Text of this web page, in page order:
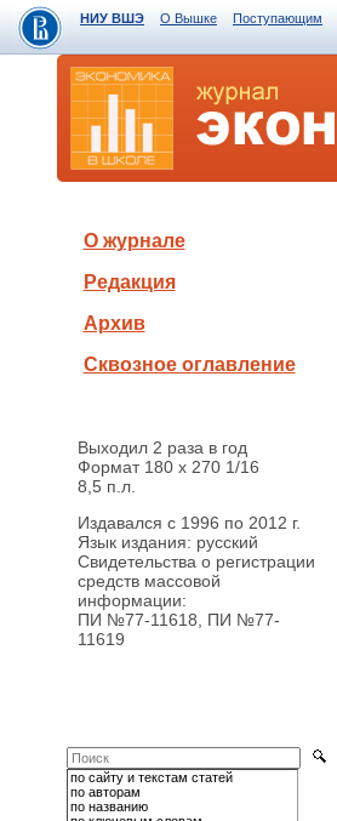
НИУ ВШЭ О Вышке Поступающим
О журнале
Редакция
Архив
Сквозное оглавление
Выходил 2 раза в год
Формат 180 х 270 1/16
8,5 п.л.
Издавался с 1996 по 2012 г.
Язык издания: русский
Свидетельства о регистрации
средств массовой
информации:
ПИ №77-11618, ПИ №77-
11619
по сайту и текстам статей
по авторам
по названию